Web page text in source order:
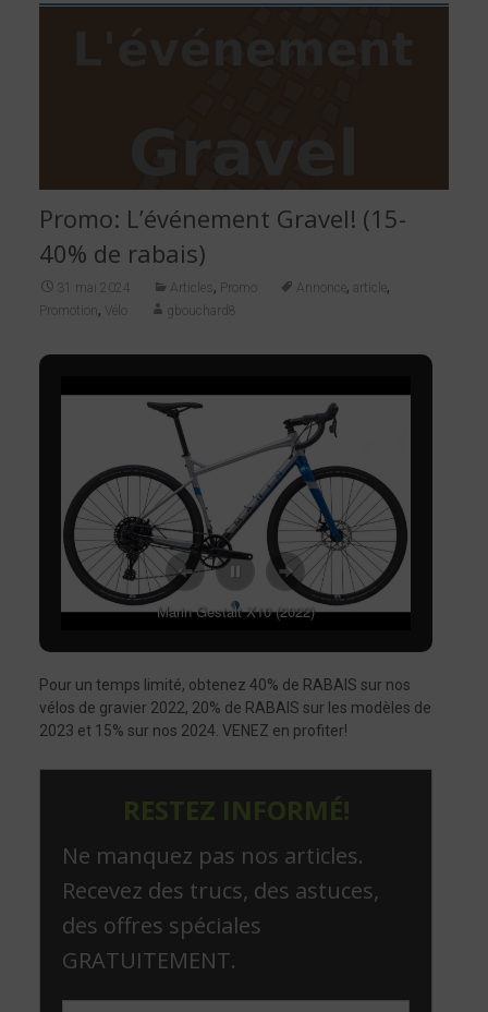
Promo: L’événement Gravel! (15-
40% de rabais)
31 mai 2024 Articles , Promo Annonce , article ,
Promotion , Vélo gbouchard8
Marin Gestalt X10 (2022)
Pour un temps limité, obtenez 40% de RABAIS sur nos
vélos de gravier 2022, 20% de RABAIS sur les modèles de
2023 et 15% sur nos 2024. VENEZ en profiter!